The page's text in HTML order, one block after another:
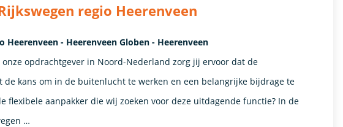
regio Heerenveen
- Heerenveen Globen - Heerenveen
opdrachtgever in Noord-Nederland zorg jij ervoor dat de
kans om in de buitenlucht te werken en een belangrijke bijdrage te
flexibele aanpakker die wij zoeken voor deze uitdagende functie? In de
…